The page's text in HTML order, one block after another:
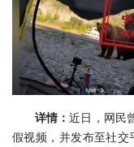
详情：近日，网民
假视频，并发布至社